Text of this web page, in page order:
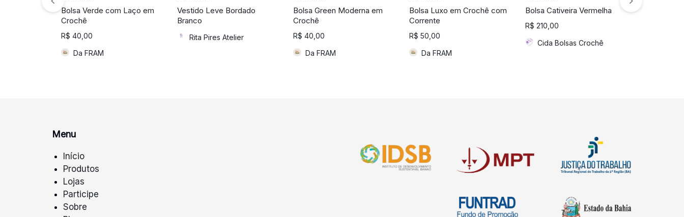
Bolsa Verde com Laço em
Crochê
R$ 40,00
Da FRAM
Vestido Leve Bordado
Branco
Rita Pires Atelier
Bolsa Green Moderna em
Crochê
R$ 40,00
Da FRAM
Bolsa Luxo em Crochê com
Corrente
R$ 50,00
Da FRAM
Bolsa Cativeira Vermelha
R$ 210,00
Cida Bolsas Crochê
Menu
Início
Produtos
Lojas
Participe
Sobre